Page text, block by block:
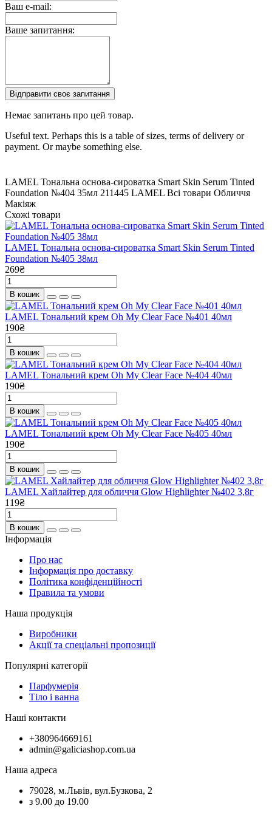
Ваш e-mail:
Ваше запитання:
Відправити своє запитання
Немає запитань про цей товар.
Useful text. Perhaps this is a table of sizes, terms of delivery or
payment. Or maybe something else.
LAMEL Тональна основа-сироватка Smart Skin Serum Tinted
Foundation №404 35мл 211445 LAMEL Всі товари Обличчя
Макіяж
Схожі товари
LAMEL Тональна основа-сироватка Smart Skin Serum Tinted
Foundation №405 38мл
269₴
В кошик
LAMEL Тональний крем Oh My Clear Face №401 40мл
190₴
В кошик
LAMEL Тональний крем Oh My Clear Face №404 40мл
190₴
В кошик
LAMEL Тональний крем Oh My Clear Face №405 40мл
190₴
В кошик
LAMEL Хайлайтер для обличчя Glow Highlighter №402 3,8г
119₴
В кошик
Інформація
Про нас
Інформація про доставку
Політика конфіденційності
Правила та умови
Наша продукція
Виробники
Акції та спеціальні пропозиції
Популярні категорії
Парфумерія
Тіло і ванна
Наші контакти
+380964669161
admin@galiciashop.com.ua
Наша адреса
79028, м.Львів, вул.Бузкова, 2
з 9.00 до 19.00